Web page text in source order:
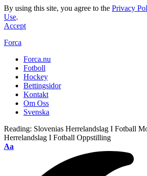
By using this site, you agree to the Privacy
Use.
Accept
Forca
Forca.nu
Fotboll
Hockey
Bettingsidor
Kontakt
Om Oss
Svenska
Reading: Slovenias Herrelandslag I Fotball
Herrelandslag I Fotball Oppstilling
Aa